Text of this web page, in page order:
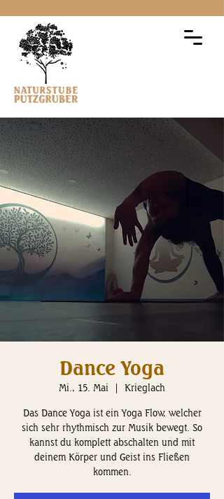
Dance Yoga
Mi., 15. Mai
  |
Krieglach
Das Dance Yoga ist ein Yoga Flow, welcher
sich sehr rhythmisch zur Musik bewegt. So
kannst du komplett abschalten und mit
deinem Körper und Geist ins Fließen
kommen.